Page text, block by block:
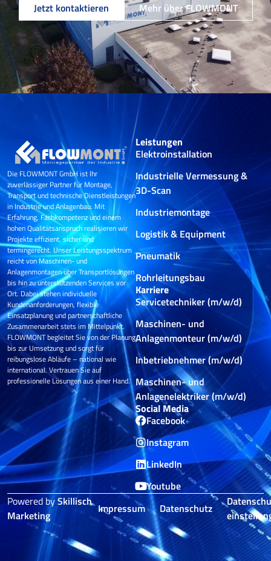
Jetzt kontaktieren
Mehr über FLOWMONT
Die FLOWMONT GmbH ist Ihr
zuverlässiger Partner für Montage,
Transport und technische Dienstleistungen
in Industrie und Anlagenbau. Mit
Erfahrung, Fachkompetenz und einem
hohen Qualitätsanspruch realisieren wir
Projekte effizient, sicher und
termingerecht. Unser Leistungsspektrum
reicht von Maschinen- und
Anlagenmontagen über Transportlösungen
bis hin zu unterstützenden Services vor
Ort. Dabei stehen individuelle
Kundenanforderungen, flexible
Einsatzplanung und partnerschaftliche
Zusammenarbeit stets im Mittelpunkt.
FLOWMONT begleitet Sie von der Planung
bis zur Umsetzung und sorgt für
reibungslose Abläufe – national wie
international. Vertrauen Sie auf
professionelle Lösungen aus einer Hand.
Leistungen
Elektroinstallation
Industrielle Vermessung &
3D-Scan
Industriemontage
Logistik & Equipment
Pneumatik
Rohrleitungsbau
Karriere
Servicetechniker (m/w/d)
Maschinen- und
Anlagenmonteur (m/w/d)
Inbetriebnehmer (m/w/d)
Maschinen- und
Anlagenelektriker (m/w/d)
Social Media
Facebook
Instagram
LinkedIn
Youtube
Powered bySkillisch
Marketing
Impressum Datenschutz